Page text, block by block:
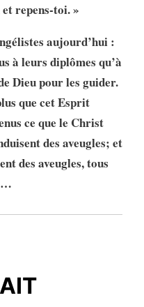
repens-toi. »
aujourd’hui :
à leurs diplômes qu’à
Dieu pour les guider.
que cet Esprit
ce que le Christ
des aveugles; et
des aveugles, tous